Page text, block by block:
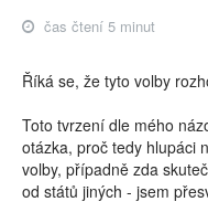
čas čtení 5 minut
Říká se, že tyto volby
Toto tvrzení dle mého
otázka, proč tedy hlupáci
volby, případně zda
od států jiných - jsem